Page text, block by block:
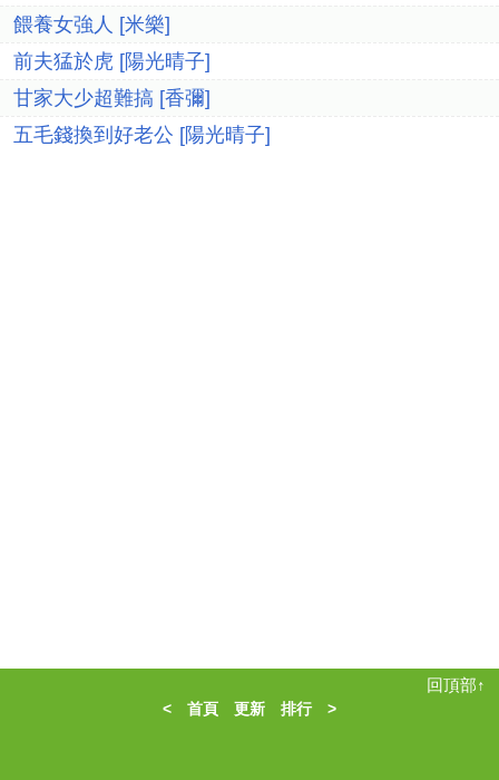
餵養女強人 [米樂]
前夫猛於虎 [陽光晴子]
甘家大少超難搞 [香彌]
五毛錢換到好老公 [陽光晴子]
回頂部↑
< 首頁 更新 排行>